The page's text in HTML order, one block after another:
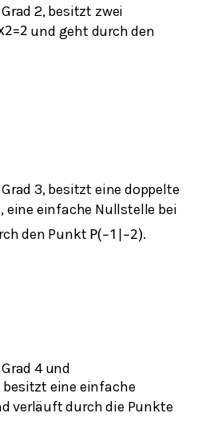
2, besitzt zwei
2=2 und geht durch den
3, besitzt eine doppelte
, eine einfache Nullstelle bei
den Punkt P(−1 −2).
4 und
eine einfache
verläuft durch die Punkte